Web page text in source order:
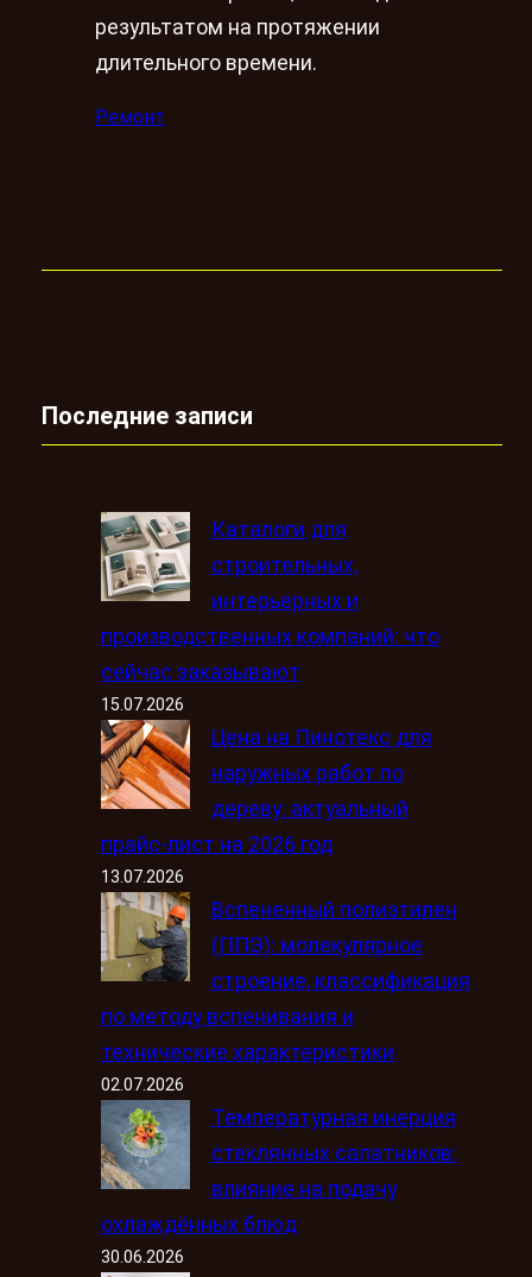
результатом на протяжении
длительного времени.
Ремонт
Последние записи
Каталоги для
строительных,
интерьерных и
производственных компаний: что
сейчас заказывают
15.07.2026
Цена на Пинотекс для
наружных работ по
дереву: актуальный
прайс-лист на 2026 год
13.07.2026
Вспененный полиэтилен
(ППЭ): молекулярное
строение, классификация
по методу вспенивания и
технические характеристики
02.07.2026
Температурная инерция
стеклянных салатников:
влияние на подачу
охлаждённых блюд
30.06.2026